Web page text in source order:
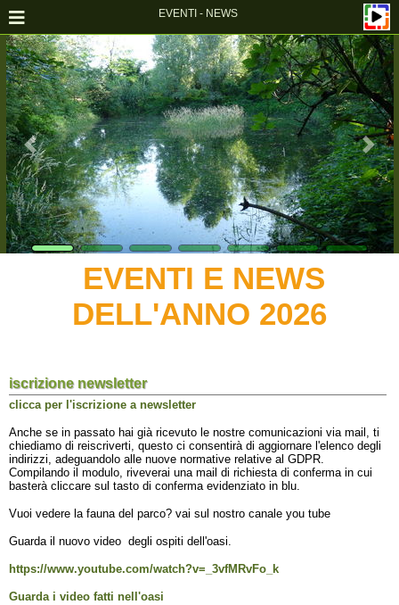
EVENTI - NEWS
EVENTI E NEWS
DELL'ANNO 2026
iscrizione newsletter
clicca per l'iscrizione a newsletter
Anche se in passato hai già ricevuto le nostre comunicazioni via mail, ti
chiediamo di reiscriverti, questo ci consentirà di aggiornare l'elenco degli
indirizzi, adeguandolo alle nuove normative relative al GDPR.
Compilando il modulo, riveverai una mail di richiesta di conferma in cui
basterà cliccare sul tasto di conferma evidenziato in blu.
Vuoi vedere la fauna del parco? vai sul nostro canale you tube
Guarda il nuovo video degli ospiti dell'oasi.
https://www.youtube.com/watch?v=_3vfMRvFo_k
Guarda i video fatti nell'oasi